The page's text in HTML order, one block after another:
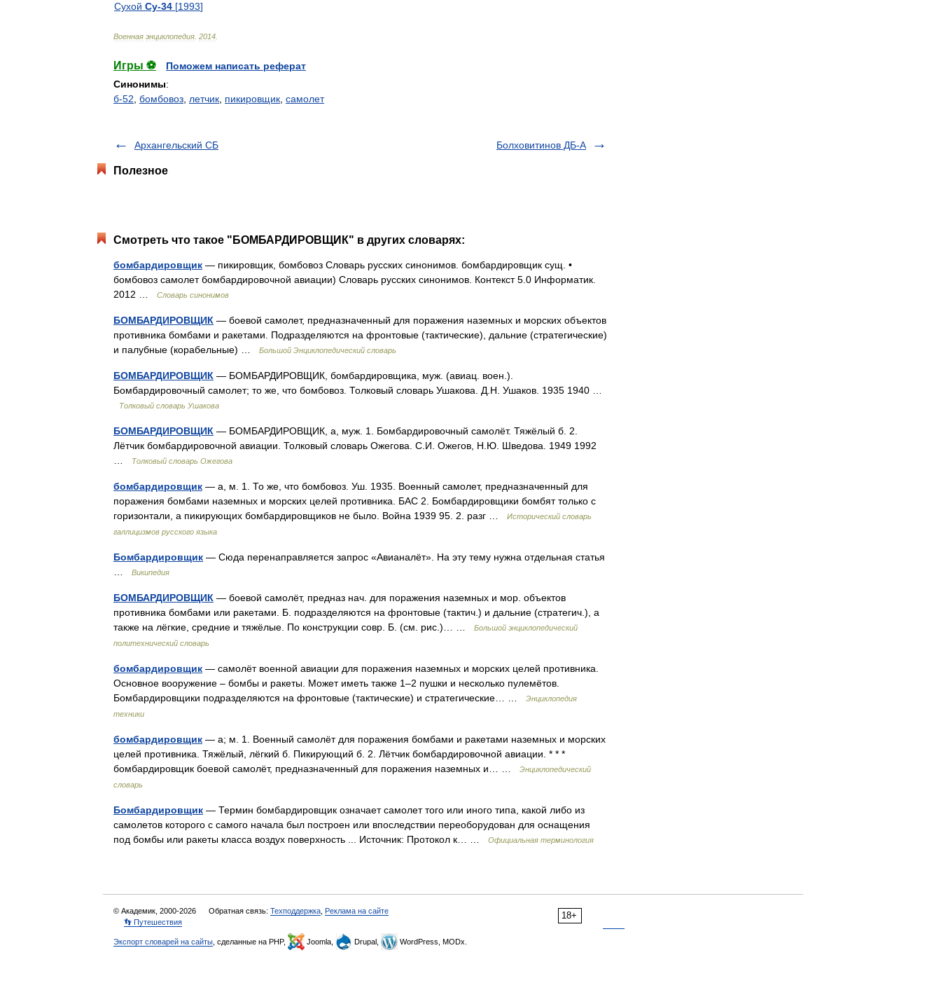
Сухой Су-34 [1993]
Военная энциклопедия 2014
Игры ⚽
Поможем написать реферат
Синонимы:
б-52 бомбовоз летчик пикировщик самолет
Архангельский СБ Болховитинов ДБ-А
Полезное
Смотреть что такое "БОМБАРДИРОВЩИК" в других словарях:
бомбардировщик — пикировщик, бомбовоз Словарь русских синонимов. бомбардировщик сущ. •
бомбовоз самолет бомбардировочной авиации) Словарь русских синонимов. Контекст 5.0 Информатик.
2012 …
Словарь синонимов
БОМБАРДИРОВЩИК — боевой самолет, предназначенный для поражения наземных и морских объектов
противника бомбами и ракетами. Подразделяются на фронтовые (тактические), дальние (стратегические)
и палубные (корабельные) …
Большой Энциклопедический словарь
БОМБАРДИРОВЩИК — БОМБАРДИРОВЩИК, бомбардировщика, муж. (авиац. воен.).
Бомбардировочный самолет; то же, что бомбовоз. Толковый словарь Ушакова. Д.Н. Ушаков. 1935 1940 …
Толковый словарь Ушакова
БОМБАРДИРОВЩИК — БОМБАРДИРОВЩИК, а, муж. 1. Бомбардировочный самолёт. Тяжёлый б. 2.
Лётчик бомбардировочной авиации. Толковый словарь Ожегова. С.И. Ожегов, Н.Ю. Шведова. 1949 1992
Толковый словарь Ожегова
бомбардировщик — а, м. 1. То же, что бомбовоз. Уш. 1935. Военный самолет, предназначенный для
поражения бомбами наземных и морских целей противника. БАС 2. Бомбардировщики бомбят только с
горизонтали, а пикирующих бомбардировщиков не было. Война 1939 95. 2. разг …
Исторический словарь
галлицизмов русского языка
Бомбардировщик — Сюда перенаправляется запрос «Авианалёт». На эту тему нужна отдельная статья
Википедия
БОМБАРДИРОВЩИК — боевой самолёт, предназ нач. для поражения наземных и мор. объектов
противника бомбами или ракетами. Б. подразделяются на фронтовые (тактич.) и дальние (стратегич.), а
также на лёгкие, средние и тяжёлые. По конструкции совр. Б. (см. рис.)… …
Большой энциклопедический
политехнический словарь
бомбардировщик — самолёт военной авиации для поражения наземных и морских целей противника.
Основное вооружение – бомбы и ракеты. Может иметь также 1–2 пушки и несколько пулемётов.
Бомбардировщики подразделяются на фронтовые (тактические) и стратегические… …
Энциклопедия
техники
бомбардировщик — а; м. 1. Военный самолёт для поражения бомбами и ракетами наземных и морских
целей противника. Тяжёлый, лёгкий б. Пикирующий б. 2. Лётчик бомбардировочной авиации. * * *
бомбардировщик боевой самолёт, предназначенный для поражения наземных и… …
Энциклопедический
словарь
Бомбардировщик — Термин бомбардировщик означает самолет того или иного типа, какой либо из
самолетов которого с самого начала был построен или впоследствии переоборудован для оснащения
под бомбы или ракеты класса воздух поверхность ... Источник: Протокол к… …
Официальная терминология
18+
© Академик, 2000-2026 Обратная связь: Техподдержка Реклама на сайте
👣 Путешествия
Экспорт словарей на сайты , сделанные на PHP, Joomla, Drupal, WordPress, MODx.